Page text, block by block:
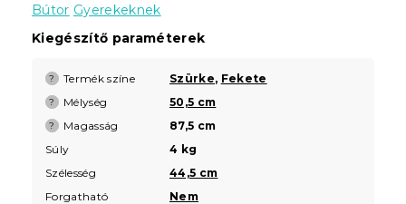
Bútor Gyerekeknek
Kiegészítő paraméterek
? Termék színe Szürke, Fekete
? Mélység 50,5 cm
? Magasság
87,5 cm
Súly
4 kg
Szélesség
44,5 cm
Forgatható
Nem